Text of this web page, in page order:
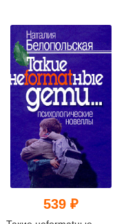
539 ₽